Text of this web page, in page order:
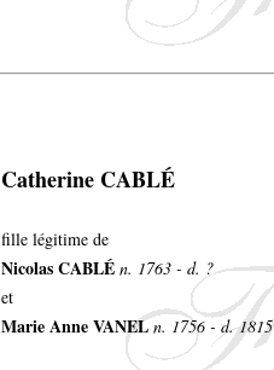
Catherine CABLÉ
fille légitime de
Nicolas CABLÉ n. 1763 - d. ?
et
Marie Anne VANELn. 1756 - d. 1815